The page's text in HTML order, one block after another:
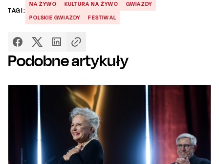
TAGI:
NA ŻYWO KULTURA NA ŻYWO
GWIAZDY
POLSKIE GWIAZDY
FESTIWAL
Podobne artykuły